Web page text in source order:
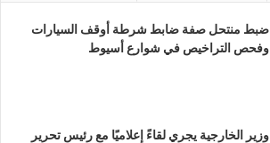
ضبط منتحل صفة ضابط شرطة أوقف السيارات
وفحص التراخيص في شوارع أسيوط
وزير الخارجية يجري لقاءً إعلاميًا مع رئيس تحرير